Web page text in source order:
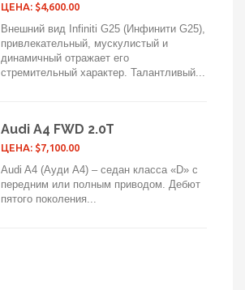
ЦЕНА: $4,600.00
Внешний вид Infiniti G25 (Инфинити G25),
привлекательный, мускулистый и
динамичный отражает его
стремительный характер. Талантливый...
Audi A4 FWD 2.0T
ЦЕНА: $7,100.00
Audi A4 (Ауди А4) – седан класса «D» с
передним или полным приводом. Дебют
пятого поколения...